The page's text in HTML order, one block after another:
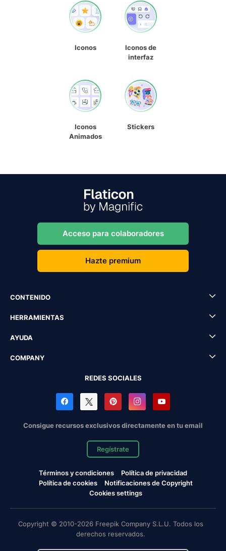
Iconos
Iconos de
interfaz
Iconos
Animados
Stickers
Acceso para colaboradores
Hazte premium
CONTENIDO
HERRAMIENTAS
AYUDA
COMPANY
REDES SOCIALES
Consigue recursos exclusivos directamente en tu email
Regístrate
Términos y condiciones
Política de privacidad
Política de cookies
Notificaciones de Copyright
Cookies settings
Copyright © 2010-2026 Freepik Company S.L.U. Todos los
derechos reservados.